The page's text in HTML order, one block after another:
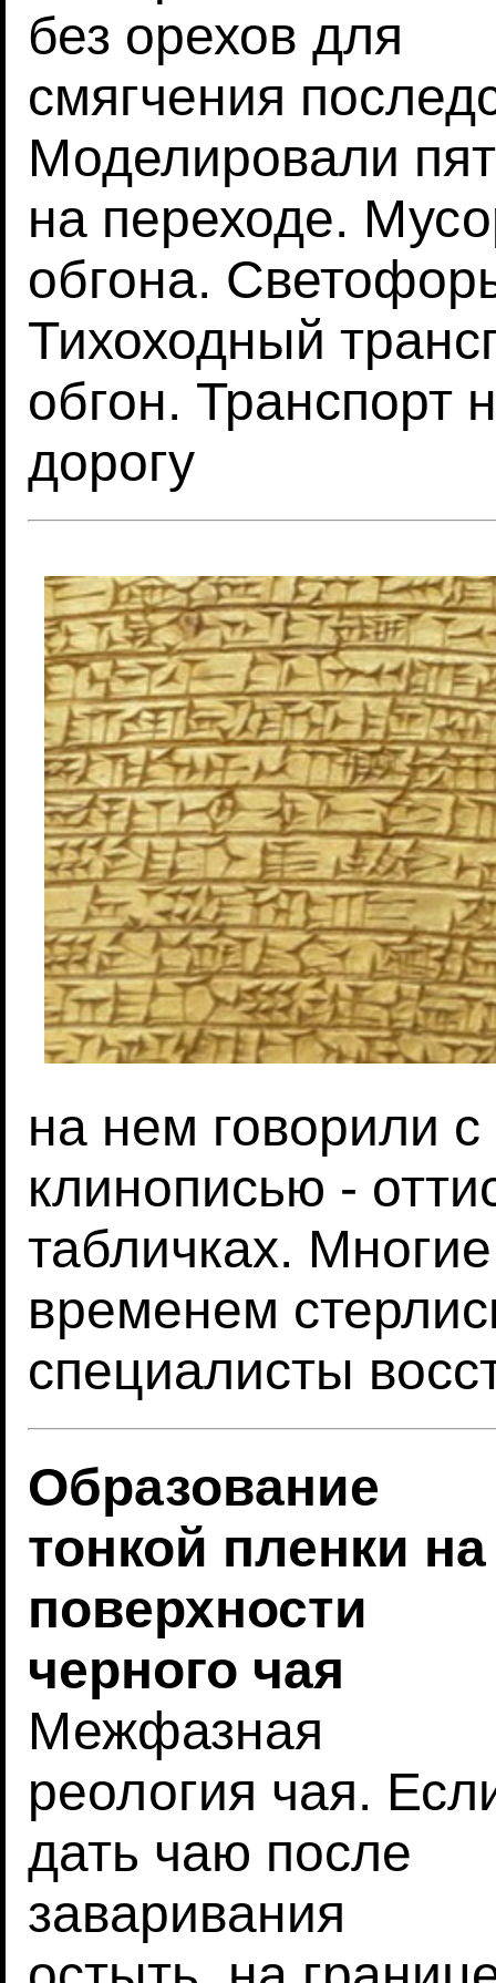
без орехов для
смягчения
Моделировали
на переходе.
обгона.
Тихоходный
обгон. Транспорт
дорогу
на нем говорили
клинописью -
табличках.
временем
специалисты
Образование
тонкой пленки на
поверхности
черного чая
Межфазная
реология чая.
дать чаю после
заваривания